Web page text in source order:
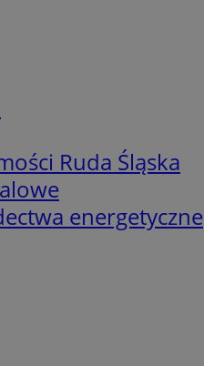
Ruda Śląska
energetyczne